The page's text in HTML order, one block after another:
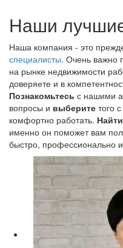
Наши
Наша компания - это
специалисты. Очень важно
на рынке недвижимости
доверяете и в
Познакомьтесь с нашими
вопросы и выберите того
комфортно работать.
именно он поможет вам
быстро, профессионально